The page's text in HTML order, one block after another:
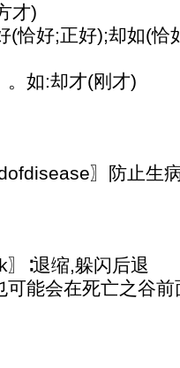
才)
(恰好;正好);却如(恰
。如:却才(刚才)
〗防止生
∶退缩,躲闪后退
可能会在死亡之谷前